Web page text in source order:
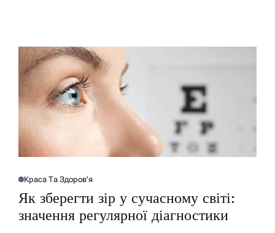
О
У
Л
І
Краса Та Здоров'я
Як зберегти зір у сучасному світі:
значення регулярної діагностики